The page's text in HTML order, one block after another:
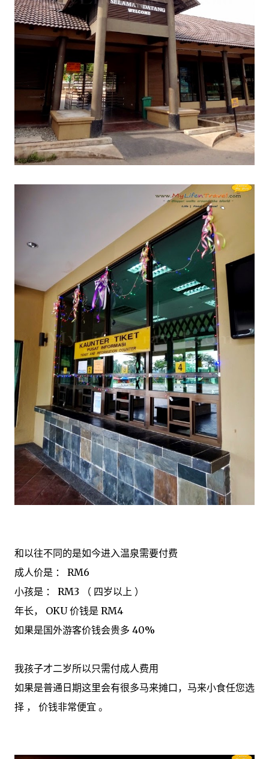
和以往不同的是如今进入温泉需要付费
成人价是 ： RM6
小孩是 ： RM3 （ 四岁以上 ）
年长， OKU 价钱是 RM4
如果是国外游客价钱会贵多 40%
我孩子才二岁所以只需付成人费用
如果是普通日期这里会有很多马来摊口，马来小食任您选
择 ， 价钱非常便宜 。